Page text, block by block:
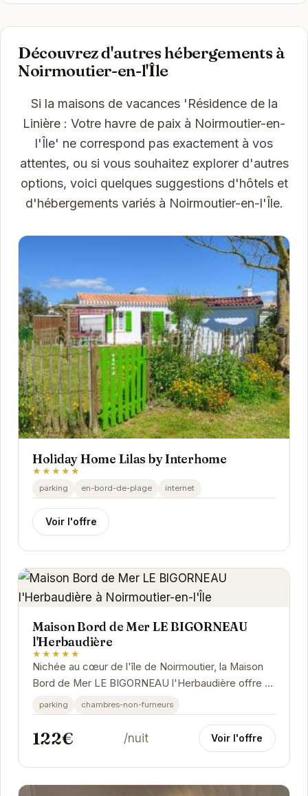
Découvrez d'autres hébergements à
Noirmoutier-en-l'Île
Si la maisons de vacances 'Résidence de la
Linière : Votre havre de paix à Noirmoutier-en-
l'Île' ne correspond pas exactement à vos
attentes, ou si vous souhaitez explorer d'autres
options, voici quelques suggestions d'hôtels et
d'hébergements variés à Noirmoutier-en-l'Île.
Holiday Home Lilas by Interhome
★★★★★
parking en-bord-de-plage internet
Voir l'offre
Maison Bord de Mer LE BIGORNEAU
l'Herbaudière
★★★★★
Nichée au cœur de l'île de Noirmoutier, la Maison
Bord de Mer LE BIGORNEAU l'Herbaudière offre un
cadre idéal pour des vacances reposantes.
parking chambres-non-fumeurs
122€ /nuit Voir l'offre